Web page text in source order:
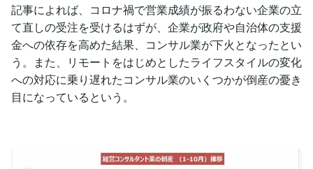
記事によれば、コロナ禍で営業成績が振るわない企業の立
て直しの受注を受けるはずが、企業が政府や自治体の支援
金への依存を高めた結果、コンサル業が下火となったとい
う。また、リモートをはじめとしたライフスタイルの変化
への対応に乗り遅れたコンサル業のいくつかが倒産の憂き
目になっているという。